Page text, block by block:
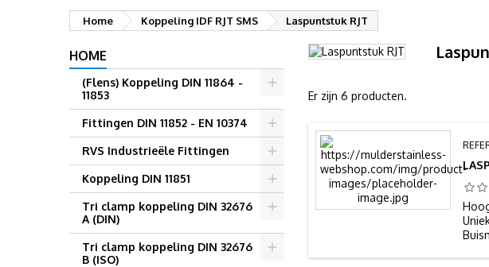
Home Koppeling IDF RJT SMS Laspuntstuk RJT
HOME
(Flens) Koppeling DIN 11864 -
11853
Fittingen DIN 11852 - EN 10374
RVS Industrieële Fittingen
Koppeling DIN 11851
Tri clamp koppeling DIN 32676
A (DIN)
Tri clamp koppeling DIN 32676
B (ISO)
Er zijn 6 producten.